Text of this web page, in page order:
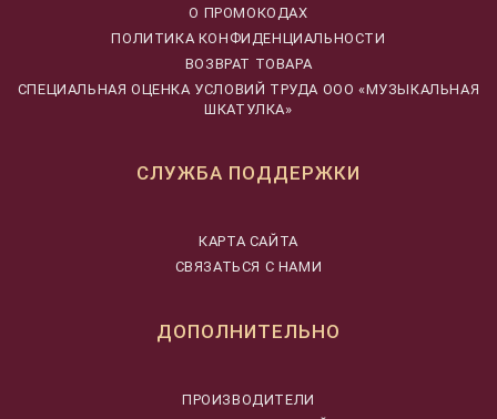
О ПРОМОКОДАХ
ПОЛИТИКА КОНФИДЕНЦИАЛЬНОСТИ
ВОЗВРАТ ТОВАРА
CПЕЦИАЛЬНАЯ ОЦЕНКА УСЛОВИЙ ТРУДА ООО «МУЗЫКАЛЬНАЯ
ШКАТУЛКА»
СЛУЖБА ПОДДЕРЖКИ
КАРТА САЙТА
СВЯЗАТЬСЯ С НАМИ
ДОПОЛНИТЕЛЬНО
ПРОИЗВОДИТЕЛИ